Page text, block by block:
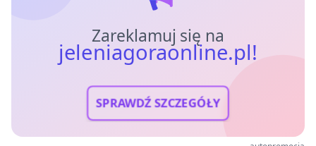
Zareklamuj się na
jeleniagoraonline.pl!
SPRAWDŹ SZCZEGÓŁY